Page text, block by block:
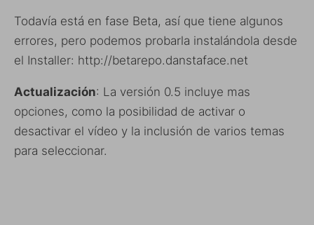
Todavía está en fase Beta, así que tiene algunos
errores, pero podemos probarla instalándola desde
el Installer: http://betarepo.danstaface.net
Actualización: La versión 0.5 incluye mas
opciones, como la posibilidad de activar o
desactivar el vídeo y la inclusión de varios temas
para seleccionar.